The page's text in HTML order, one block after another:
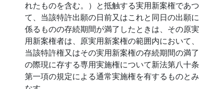
れたものを含む。）と抵触する実用新案権であつ
て、当該特許出願の日前又はこれと同日の出願に
係るものの存続期間が満了したときは、その原実
用新案権者は、原実用新案権の範囲内において、
当該特許権又はその実用新案権の存続期間の満了
の際現に存する専用実施権について新法第八十条
第一項の規定による通常実施権を有するものとみ